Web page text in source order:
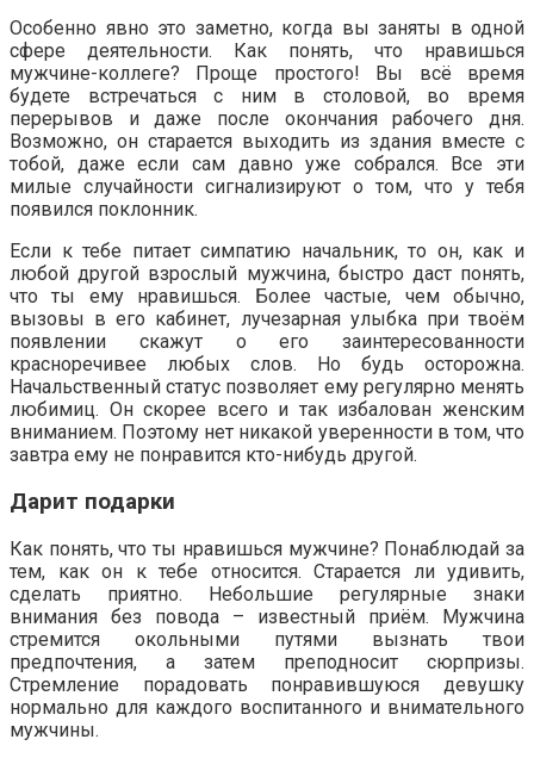
Особенно явно это заметно, когда вы заняты в одной
сфере деятельности. Как понять, что нравишься
мужчине-коллеге? Проще простого! Вы всё время
будете встречаться с ним в столовой, во время
перерывов и даже после окончания рабочего дня.
Возможно, он старается выходить из здания вместе с
тобой, даже если сам давно уже собрался. Все эти
милые случайности сигнализируют о том, что у тебя
появился поклонник.
Если к тебе питает симпатию начальник, то он, как и
любой другой взрослый мужчина, быстро даст понять,
что ты ему нравишься. Более частые, чем обычно,
вызовы в его кабинет, лучезарная улыбка при твоём
появлении скажут о его заинтересованности
красноречивее любых слов. Но будь осторожна.
Начальственный статус позволяет ему регулярно менять
любимиц. Он скорее всего и так избалован женским
вниманием. Поэтому нет никакой уверенности в том, что
завтра ему не понравится кто-нибудь другой.
Дарит подарки
Как понять, что ты нравишься мужчине? Понаблюдай за
тем, как он к тебе относится. Старается ли удивить,
сделать приятно. Небольшие регулярные знаки
внимания без повода – известный приём. Мужчина
стремится окольными путями вызнать твои
предпочтения, а затем преподносит сюрпризы.
Стремление порадовать понравившуюся девушку
нормально для каждого воспитанного и внимательного
мужчины.